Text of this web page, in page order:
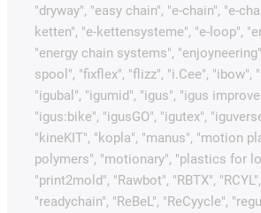
"dryway", "easy chain", "e-chain", "e-
ketten", "e-kettensysteme", "e-loop",
"energy chain systems",
spool", "fixflex", "flizz", "i.Cee", "ibow",
"igubal", "igumid", "igus", "igus
"igus:bike", "igusGO", "igutex",
"kineKIT", "kopla", "manus", "motion
polymers", "motionary", "plastics for
"print2mold", "Rawbot", "RBTX",
"readychain", "ReBeL", "ReCyycle",